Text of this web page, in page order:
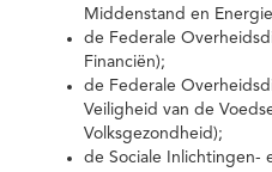
Middenstand en
de Federale
Financiën);
de Federale
Veiligheid van de
Volksgezondheid);
de Sociale Inlichtingen-